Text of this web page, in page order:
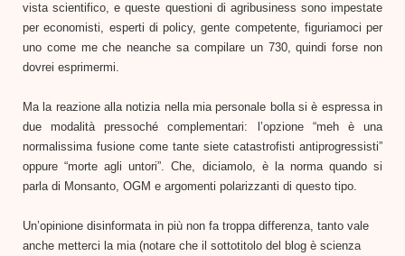
vista scientifico, e queste questioni di agribusiness sono impestate
per economisti, esperti di policy, gente competente, figuriamoci per
uno come me che neanche sa compilare un 730, quindi forse non
dovrei esprimermi.
Ma la reazione alla notizia nella mia personale bolla si è espressa in
due modalità pressoché complementari: l’opzione “meh è una
normalissima fusione come tante siete catastrofisti antiprogressisti”
oppure “morte agli untori”. Che, diciamolo, è la norma quando si
parla di Monsanto, OGM e argomenti polarizzanti di questo tipo.
Un’opinione disinformata in più non fa troppa differenza, tanto vale
anche metterci la mia (notare che il sottotitolo del blog è scienza